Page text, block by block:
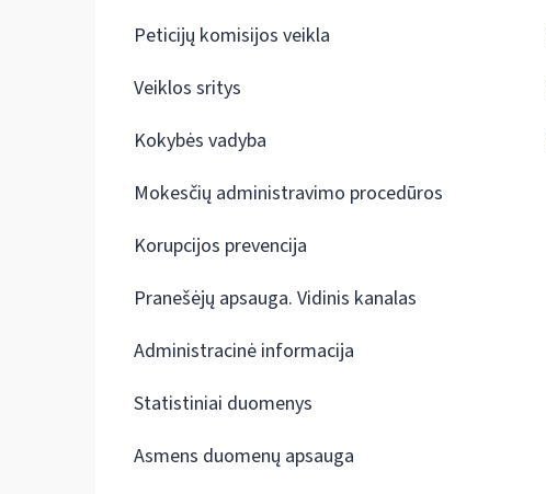
Peticijų komisijos veikla
Veiklos sritys
Kokybės vadyba
Mokesčių administravimo procedūros
Korupcijos prevencija
Pranešėjų apsauga. Vidinis kanalas
Administracinė informacija
Statistiniai duomenys
Asmens duomenų apsauga